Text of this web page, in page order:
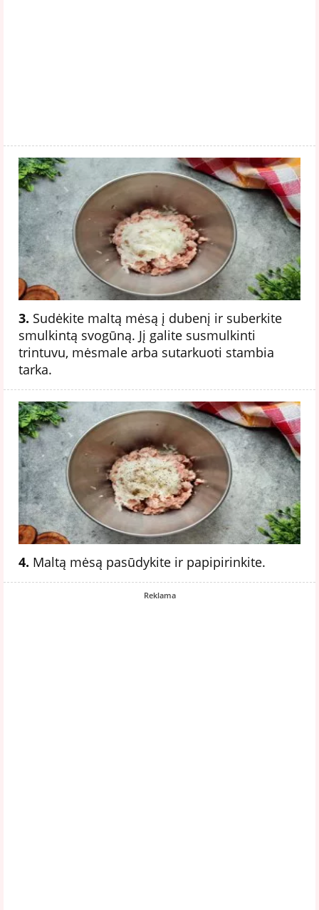
3. Sudėkite maltą mėsą į dubenį ir suberkite
smulkintą svogūną. Jį galite susmulkinti
trintuvu, mėsmale arba sutarkuoti stambia
tarka.
4. Maltą mėsą pasūdykite ir papipirinkite.
Reklama